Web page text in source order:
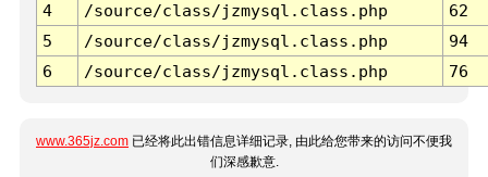
4
/source/class/jzmysql.class.php
62
5
/source/class/jzmysql.class.php
94
6
/source/class/jzmysql.class.php 76
www.365jz.com 已经将此出错信息详细记录, 由此给您带来的访问不便我
们深感歉意.